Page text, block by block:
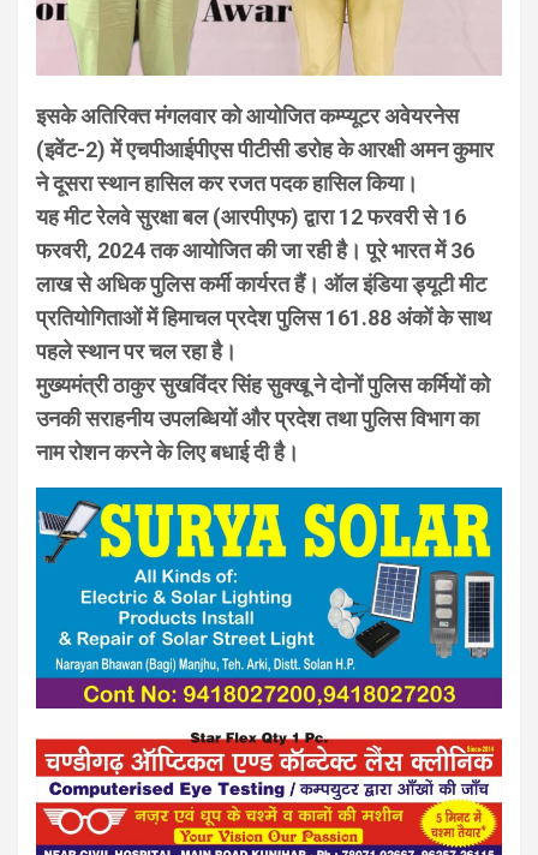
इसके अतिरिक्त मंगलवार को आयोजित कम्प्यूटर अवेयरनेस
(इवेंट-2) में एचपीआईपीएस पीटीसी डरोह के आरक्षी अमन कुमार
ने दूसरा स्थान हासिल कर रजत पदक हासिल किया।
यह मीट रेलवे सुरक्षा बल (आरपीएफ) द्वारा 12 फरवरी से 16
फरवरी, 2024 तक आयोजित की जा रही है। पूरे भारत में 36
लाख से अधिक पुलिस कर्मी कार्यरत हैं। ऑल इंडिया ड्यूटी मीट
प्रतियोगिताओं में हिमाचल प्रदेश पुलिस 161.88 अंकों के साथ
पहले स्थान पर चल रहा है।
मुख्यमंत्री ठाकुर सुखविंदर सिंह सुक्खू ने दोनों पुलिस कर्मियों को
उनकी सराहनीय उपलब्धियों और प्रदेश तथा पुलिस विभाग का
नाम रोशन करने के लिए बधाई दी है।